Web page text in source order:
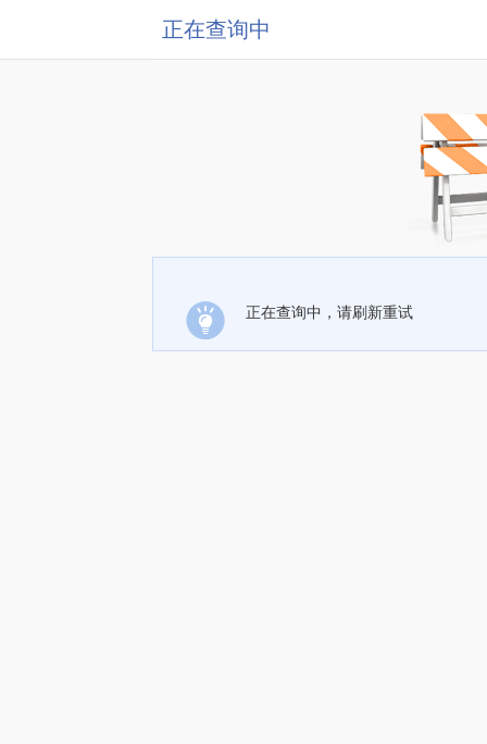
正在查询中
正在查询中，请刷新重试